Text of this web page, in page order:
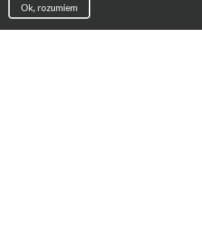
Ok, rozumiem